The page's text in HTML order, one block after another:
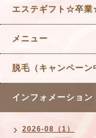
エステギフト☆卒
メニュー
脱毛（キャンペーン
インフォメーション
2026-08（1）